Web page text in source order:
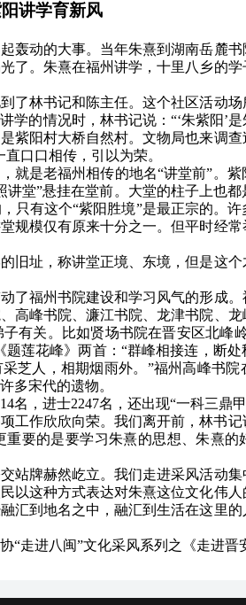
讲学育新风
轰动的大事。当年朱熹到湖南岳麓
了。朱熹在福州讲学，十里八乡的
了林书记和陈主任。这个社区活动
学的情况时，林书记说：“‘朱紫阳’
紫阳村大桥自然村。文物局也来调
口口相传，引以为荣。
就是老福州相传的地名“讲堂前”。紫
堂”悬挂在堂前。大堂的柱子上也
只有这个“紫阳胜境”是最正宗的。
规模仅有原来十分之一。但平时经常
旧址，称讲堂正境、东境，但是这
了福州书院建设和学习风气的形成
高峰书院、濂江书院、龙津书院、
有关。比如贤场书院在晋安区北峰
莲花峰》两首：“群峰相接连，断处
芝人，相期烟雨外。”福州高峰书
多宋代的遗物。
，进士2247名，还出现“一科三鼎甲
工作欣欣向荣。我们离开前，林书
要的是要学习朱熹的思想、朱熹的
站牌赫然屹立。我们走进采风活动
以这种方式表达对朱熹这位文化伟
汇到地名之中，融汇到生活在这里
“走进八闽”文化采风系列之 《走进晋